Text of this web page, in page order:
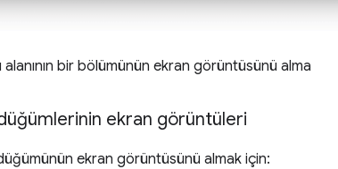
bir bölümünün ekran görüntüsünü alma
ekran görüntüleri
ekran görüntüsünü almak için: